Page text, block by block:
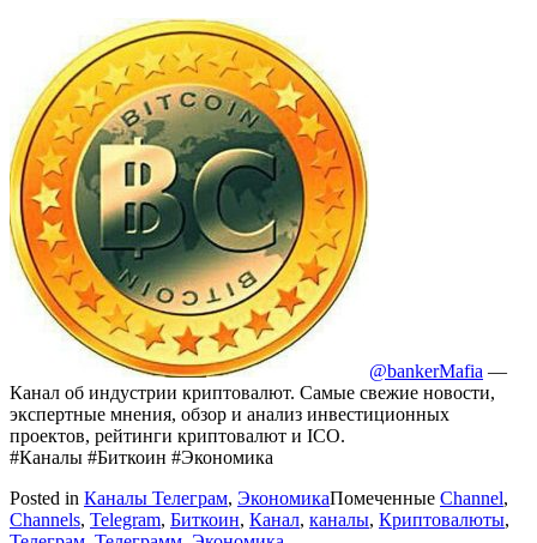
@bankerMafia —
Канал об индустрии криптовалют. Самые свежие новости,
экспертные мнения, обзор и анализ инвестиционных
проектов, рейтинги криптовалют и ICO.
#Каналы #Биткоин #Экономика
Posted in Каналы Телеграм, ЭкономикаПомеченные Channel,
Channels, Telegram, Биткоин, Канал, каналы, Криптовалюты,